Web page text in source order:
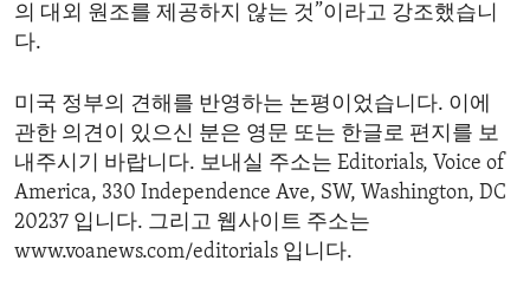
의 대외 원조를 제공하지 않는 것”이라고 강조했습니
다.
미국 정부의 견해를 반영하는 논평이었습니다. 이에
관한 의견이 있으신 분은 영문 또는 한글로 편지를 보
내주시기 바랍니다. 보내실 주소는 Editorials, Voice of
America, 330 Independence Ave, SW, Washington, DC
20237 입니다. 그리고 웹사이트 주소는
www.voanews.com/editorials 입니다.